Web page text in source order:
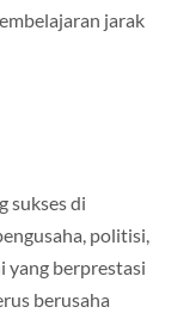
jarak
sukses di
politisi,
yang berprestasi
berusaha